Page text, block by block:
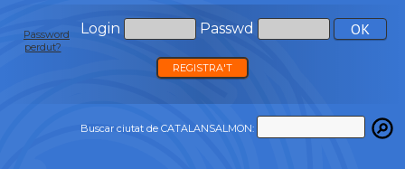
Login Passwd
Password
perdut?
REGISTRA'T
Buscar ciutat de CATALANSALMON: